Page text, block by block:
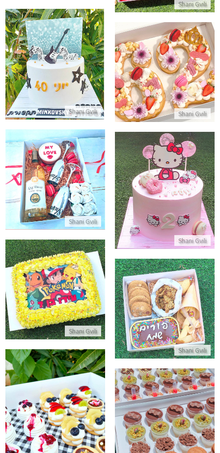
Shani Gvili
Shani Gvili
עוגת יום הולדת לגבר 40
Shani Gvili
עוגת מספרים ליום הולדת
התקשר/י
Shani Gvili
מארז עוגה ויין ליום האהבה
התקשר/י
Shani Gvili
עוגת הלו קיטי
התקשר/י
Shani Gvili
עוגת גן מלבנית פוקימון
התקשר/י
Shani Gvili
מארז לפורים
התקשר/י
מארז קינוחים אישיים
התקשר/י
מארז קינוחי כוסות במגוון טעמים
התקשר/י